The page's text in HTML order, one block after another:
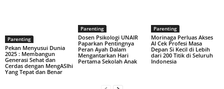
Parenting
Pekan Menyusui Dunia
2025 : Membangun
Generasi Sehat dan
Cerdas dengan MengASIhi
Yang Tepat dan Benar
Parenting
Dosen Psikologi UNAIR
Paparkan Pentingnya
Peran Ayah Dalam
Mengantarkan Hari
Pertama Sekolah Anak
Parenting
Morinaga Perluas Akses
AI Cek Profesi Masa
Depan Si Kecil di Lebih
dari 200 Titik di Seluruh
Indonesia